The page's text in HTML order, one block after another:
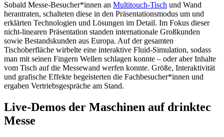
Sobald Messe-Besucher*innen an Multitouch-Tisch und Wand
herantraten, schalteten diese in den Präsentationsmodus um und
erklärten Technologien und Lösungen im Detail. Im Fokus dieser
nicht-linearen Präsentation standen internationale Großkunden
sowie Bestandskunden aus Europa. Auf der gesamten
Tischoberfläche wirbelte eine interaktive Fluid-Simulation, sodass
man mit seinen Fingern Wellen schlagen konnte – oder aber Inhalte
vom Tisch auf die Messewand werfen konnte. Größe, Interaktivität
und grafische Effekte begeisterten die Fachbesucher*innen und
ergaben Vertriebsgespräche am Stand.
Live-Demos der Maschinen auf drinktec
Messe